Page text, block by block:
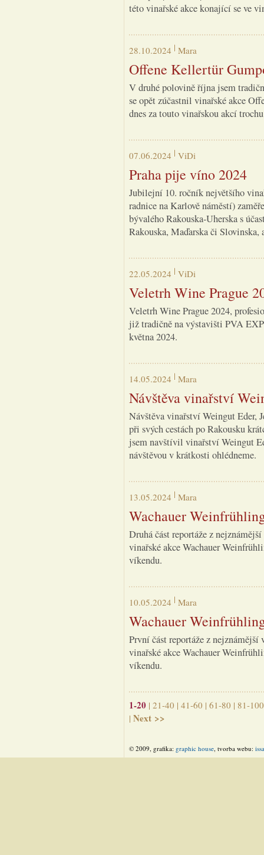
této vinařské akce konající se ve
28.10.2024 Mara
Offene Kellertür
V druhé polovině října jsem
se opět zúčastnil vinařské akce
dnes za touto vinařskou akcí
07.06.2024 ViDi
Praha pije víno 2024
Jubilejní 10. ročník největšího
radnice na Karlově náměstí)
bývalého Rakouska-Uherska s
Rakouska, Maďarska či
22.05.2024 ViDi
Veletrh Wine Prague
Veletrh Wine Prague 2024,
již tradičně na výstavišti PVA
května 2024.
14.05.2024 Mara
Návštěva vinařství
Návštěva vinařství Weingut Eder,
při svých cestách po Rakousku
jsem navštívil vinařství Weingut
návštěvou v krátkosti ohlédneme.
13.05.2024 Mara
Wachauer
Druhá část reportáže z
vinařské akce Wachauer
víkendu.
10.05.2024 Mara
Wachauer
První část reportáže z
vinařské akce Wachauer
víkendu.
1-20 | 21-40 | 41-60 | 61-80 | 81-100
| Next >>
© 2009, grafika: graphic house, tvorba webu: